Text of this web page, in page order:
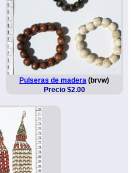
Pulseras de madera (brvw)
Precio $2.00